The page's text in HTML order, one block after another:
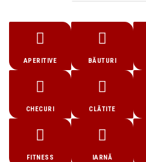
APERITIVE BĂUTURI
CHECURI CLĂTITE
FITNESS IARNĂ